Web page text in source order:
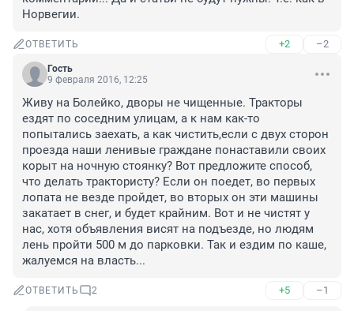
Норвегии.
ОТВЕТИТЬ +2 –2
Гость
9 февраля 2016, 12:25
Живу на Болейко, дворы не чищенные. Тракторы
ездят по соседним улицам, а к нам как-то
попытались заехать, а как чистить,если с двух сторон
проезда наши ленивые граждане понаставили своих
корыт на ночную стоянку? Вот предложите способ,
что делать трактористу? Если он поедет, во первых
лопата не везде пройдет, во вторых он эти машины
закатает в снег, и будет крайним. Вот и не чистят у
нас, хотя объявления висят на подъезде, но людям
лень пройти 500 м до парковки. Так и ездим по каше,
жалуемся на власть...
ОТВЕТИТЬ 2 +5 –1